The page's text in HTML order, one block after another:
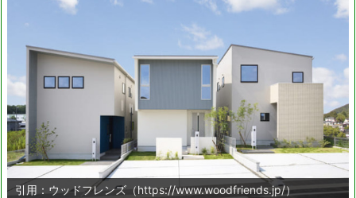
引用：ウッドフレンズ（https://www.woodfriends.jp/）